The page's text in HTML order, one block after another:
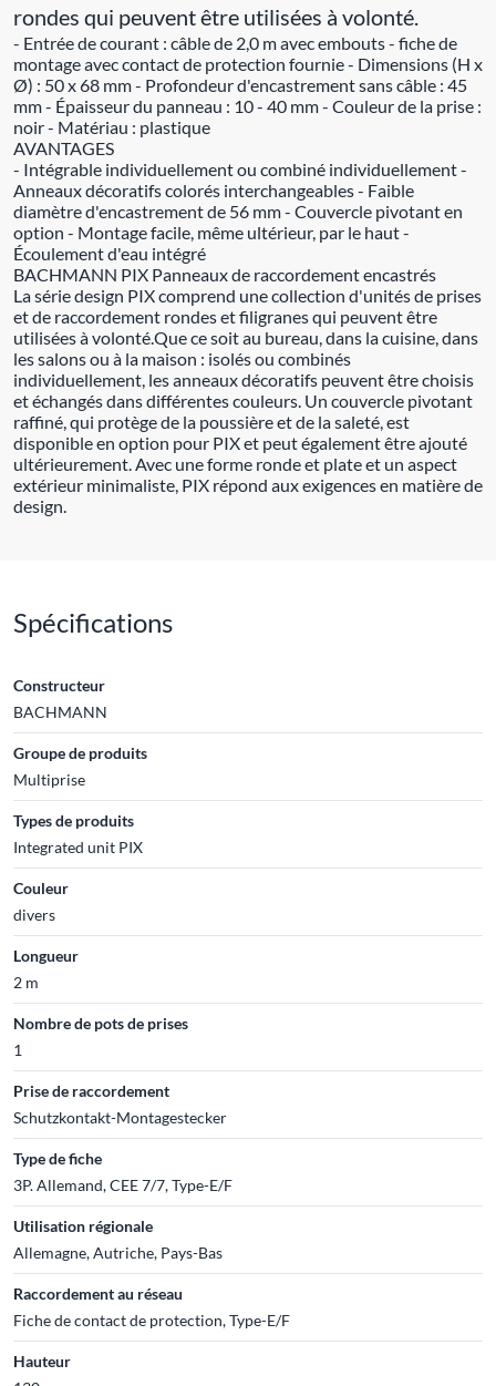
rondes qui peuvent être utilisées à volonté.
- Entrée de courant : câble de 2,0 m avec embouts - fiche de
montage avec contact de protection fournie - Dimensions (H x
Ø) : 50 x 68 mm - Profondeur d'encastrement sans câble : 45
mm - Épaisseur du panneau : 10 - 40 mm - Couleur de la prise :
noir - Matériau : plastique
AVANTAGES
- Intégrable individuellement ou combiné individuellement -
Anneaux décoratifs colorés interchangeables - Faible
diamètre d'encastrement de 56 mm - Couvercle pivotant en
option - Montage facile, même ultérieur, par le haut -
Écoulement d'eau intégré
BACHMANN PIX Panneaux de raccordement encastrés
La série design PIX comprend une collection d'unités de prises
et de raccordement rondes et filigranes qui peuvent être
utilisées à volonté.Que ce soit au bureau, dans la cuisine, dans
les salons ou à la maison : isolés ou combinés
individuellement, les anneaux décoratifs peuvent être choisis
et échangés dans différentes couleurs. Un couvercle pivotant
raffiné, qui protège de la poussière et de la saleté, est
disponible en option pour PIX et peut également être ajouté
ultérieurement. Avec une forme ronde et plate et un aspect
extérieur minimaliste, PIX répond aux exigences en matière de
design.
Spécifications
Constructeur
BACHMANN
Groupe de produits
Multiprise
Types de produits
Integrated unit PIX
Couleur
divers
Longueur
2 m
Nombre de pots de prises
1
Prise de raccordement
Schutzkontakt-Montagestecker
Type de fiche
3P. Allemand, CEE 7/7, Type-E/F
Utilisation régionale
Allemagne, Autriche, Pays-Bas
Raccordement au réseau
Fiche de contact de protection, Type-E/F
Hauteur